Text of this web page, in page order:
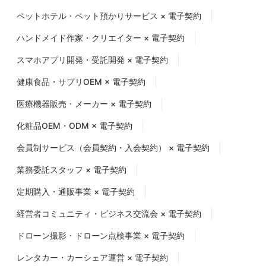
ペットホテル・ペット預かりサービス × 電子契約
ハンドメイド作家・クリエイター × 電子契約
スマホアプリ開発・受託開発 × 電子契約
健康食品・サプリOEM × 電子契約
医療機器販売・メーカー × 電子契約
化粧品OEM・ODM × 電子契約
会員制サービス（会員契約・入会契約） × 電子契約
業務委託スタッフ × 電子契約
定期購入・通販事業 × 電子契約
経営者コミュニティ・ビジネス交流会 × 電子契約
ドローン撮影・ドローン点検事業 × 電子契約
レンタカー・カーシェア運営 × 電子契約